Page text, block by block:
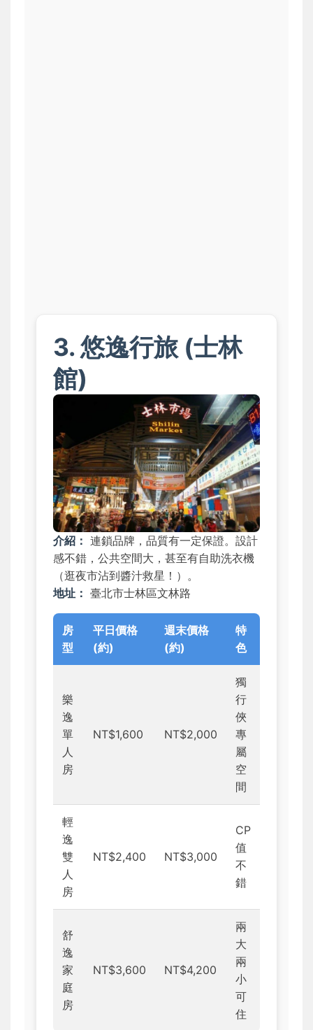
3. 悠逸行旅 (士林
館)
介紹： 連鎖品牌，品質有一定保證。設計
感不錯，公共空間大，甚至有自助洗衣機
（逛夜市沾到醬汁救星！）。
地址： 臺北市士林區文林路
房
型
平日價格
(約)
週末價格
(約)
特
色
樂
逸
單
人
房
NT$1,600 NT$2,000
獨
行
俠
專
屬
空
間
輕
逸
雙
人
房
NT$2,400 NT$3,000
CP
值
不
錯
舒
逸
家
庭
房
NT$3,600 NT$4,200
兩
大
兩
小
可
住